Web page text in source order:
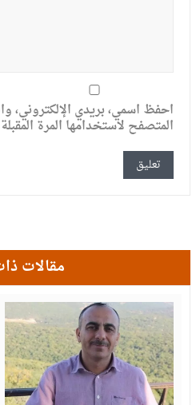
احفظ اسمي، بريدي الإلكتروني،
المتصفح لاستخدامها المرة
مقالات